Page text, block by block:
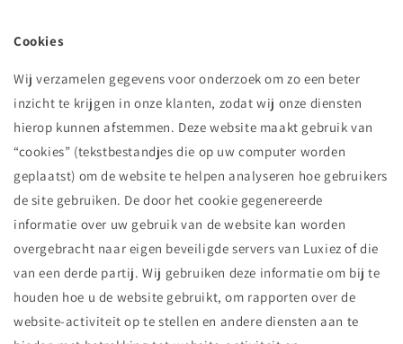
Cookies
Wij verzamelen gegevens voor onderzoek om zo een beter
inzicht te krijgen in onze klanten, zodat wij onze diensten
hierop kunnen afstemmen. Deze website maakt gebruik van
“cookies” (tekstbestandjes die op uw computer worden
geplaatst) om de website te helpen analyseren hoe gebruikers
de site gebruiken. De door het cookie gegenereerde
informatie over uw gebruik van de website kan worden
overgebracht naar eigen beveiligde servers van Luxiez of die
van een derde partij. Wij gebruiken deze informatie om bij te
houden hoe u de website gebruikt, om rapporten over de
website-activiteit op te stellen en andere diensten aan te